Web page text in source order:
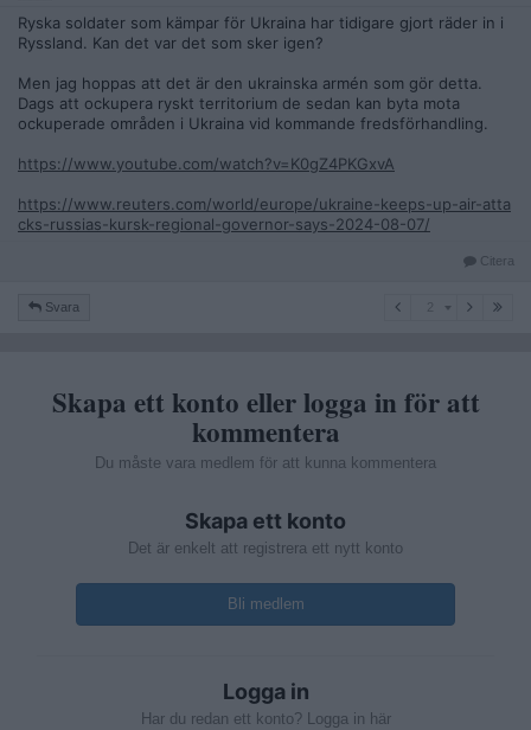
Ryska soldater som kämpar för Ukraina har tidigare gjort räder in i
Ryssland. Kan det var det som sker igen?
Men jag hoppas att det är den ukrainska armén som gör detta.
Dags att ockupera ryskt territorium de sedan kan byta mota
ockuperade områden i Ukraina vid kommande fredsförhandling.
https://www.youtube.com/watch?v=K0gZ4PKGxvA
https://www.reuters.com/world/europe/ukraine-keeps-up-air-atta
cks-russias-kursk-regional-governor-says-2024-08-07/
Citera
Svara
Skapa ett konto eller logga in för att
kommentera
Du måste vara medlem för att kunna kommentera
Skapa ett konto
Det är enkelt att registrera ett nytt konto
Bli medlem
Logga in
Har du redan ett konto? Logga in här